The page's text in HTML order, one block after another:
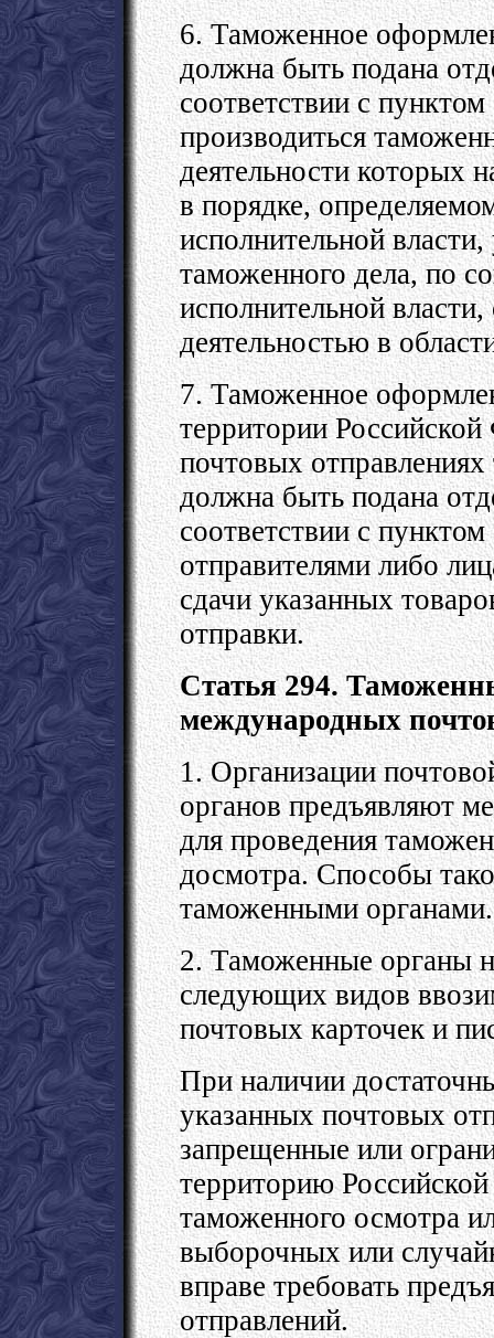
6. Таможенное
должна быть подана
соответствии с
производиться
деятельности которых
в порядке,
исполнительной
таможенного дела, по
исполнительной
деятельностью в
7. Таможенное
территории
почтовых
должна быть подана
соответствии с
отправителями либо
сдачи указанных
отправки.
Статья 294.
международных
1. Организации
органов предъявляют
для проведения
досмотра. Способы
таможенными органами.
2. Таможенные органы
следующих видов
почтовых карточек и
При наличии
указанных почтовых
запрещенные или
территорию
таможенного осмотра
выборочных или
вправе требовать
отправлений.